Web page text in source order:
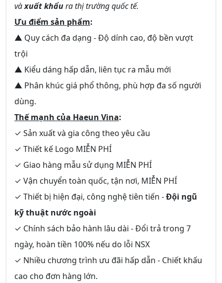
vàxuất khẩura thị trường quốc tế.
Ưu điểm sản phẩm:
▲ Quy cách đa dạng - Độ dính cao, độ bền vượt
trội
▲ Kiểu dáng hấp dẫn, liên tục ra mẫu mới
▲ Phân khúc giá phổ thông, phù hợp đa số người
dùng.
Thế mạnh của Haeun Vina:
✓ Sản xuất và gia công theo yêu cầu
✓ Thiết kế Logo MIỄN PHÍ
✓ Giao hàng mẫu sử dụng MIỄN PHÍ
✓ Vận chuyển toàn quốc, tận nơi, MIỄN PHÍ
✓ Thiết bị hiện đại, công nghệ tiên tiến -Đội ngũ
kỹ thuật nước ngoài
✓ Chính sách bảo hành lâu dài - Đổi trả trong 7
ngày, hoàn tiền 100% nếu do lỗi NSX
✓ Nhiều chương trình ưu đãi hấp dẫn - Chiết khấu
cao cho đơn hàng lớn.